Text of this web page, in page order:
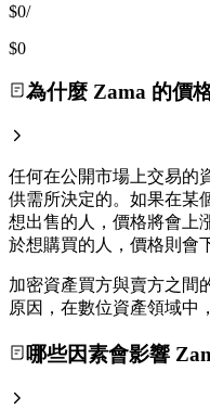
$0/
$0
為什麼 Zama 的價
任何在公開市場上交易的
供需所決定的。如果在某
想出售的人，價格將會上
於想購買的人，價格則會
加密資產買方與賣方之間
原因，在數位資產領域中
哪些因素會影響